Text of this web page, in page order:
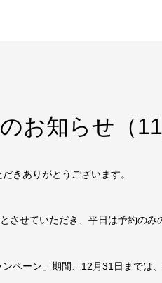
お知らせ（11
きありがとうございます。
させていただき、平日は予約のみ
ペーン」期間、12月31日までは